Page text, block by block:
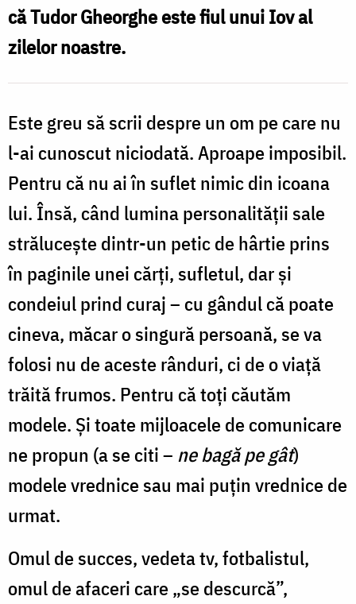
că Tudor Gheorghe este fiul unui Iov al
zilelor noastre.
Este greu să scrii despre un om pe care nu
l-ai cunoscut niciodată. Aproape imposibil.
Pentru că nu ai în suflet nimic din icoana
lui. Însă, când lumina personalității sale
strălucește dintr-un petic de hârtie prins
în paginile unei cărți, sufletul, dar și
condeiul prind curaj – cu gândul că poate
cineva, măcar o singură persoană, se va
folosi nu de aceste rânduri, ci de o viață
trăită frumos. Pentru că toți căutăm
modele. Și toate mijloacele de comunicare
ne propun (a se citi – ne bagă pe gât)
modele vrednice sau mai puțin vrednice de
urmat.
Omul de succes, vedeta tv, fotbalistul,
omul de afaceri care „se descurcă”,